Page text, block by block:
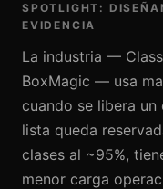
SPOTLIGHT:
EVIDENCIA
La industria —
BoxMagic — usa
cuando se libera
lista queda
clases al ~95%,
menor carga